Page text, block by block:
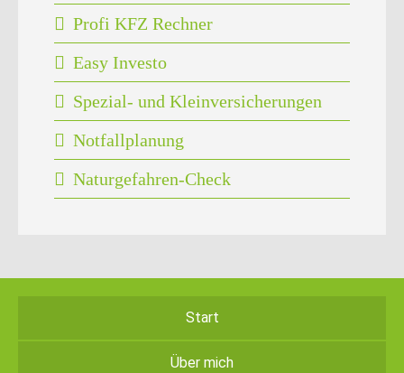
Profi KFZ Rechner
Easy Investo
Spezial- und Kleinversicherungen
Notfallplanung
Naturgefahren-Check
Start
Über mich